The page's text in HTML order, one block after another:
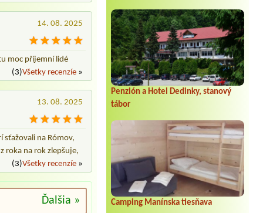
Penzión a Hotel Dedinky, stanový
tábor
Camping Manínska tiesňava
14. 08. 2025
moc příjemní lidé
(3)Všetky recenzíe»
13. 08. 2025
sťažovali na Rómov,
roka na rok zlepšuje,
(3)Všetky recenzíe»
Ďalšia »